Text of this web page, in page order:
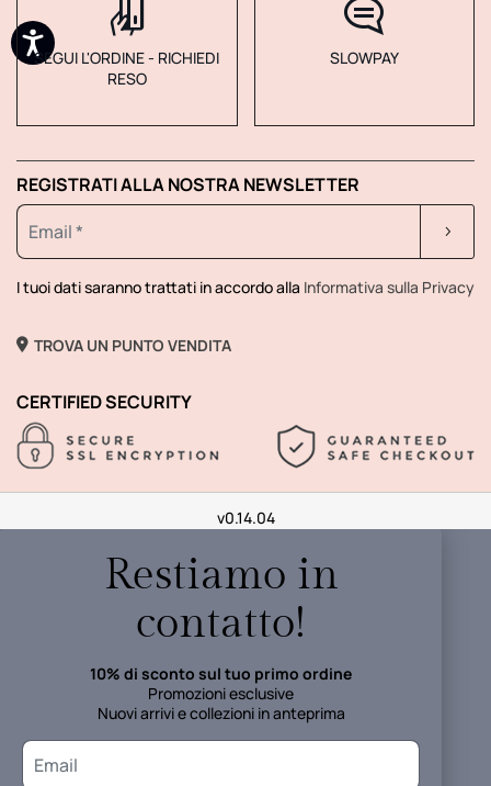
SEGUI L'ORDINE - RICHIEDI
RESO
SLOWPAY
REGISTRATI ALLA NOSTRA NEWSLETTER
I tuoi dati saranno trattati in accordo alla Informativa sulla Privacy
TROVA UN PUNTO VENDITA
CERTIFIED SECURITY
v0.14.04
Restiamo in
contatto!
10% di sconto sul tuo primo ordine
Promozioni esclusive
Nuovi arrivi e collezioni in anteprima